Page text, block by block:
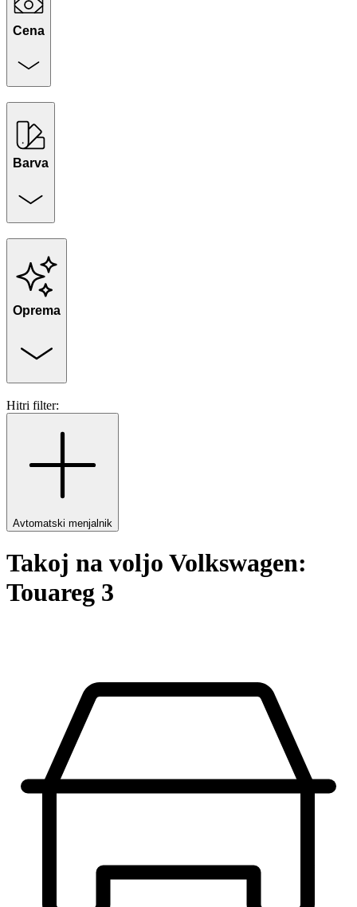
Cena
Barva
Oprema
Hitri filter:
Avtomatski menjalnik
Takoj na voljo Volkswagen:
Touareg 3